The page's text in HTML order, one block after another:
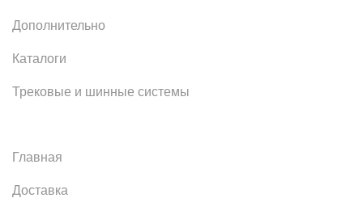
Дополнительно
Каталоги
Трековые и шинные системы
Главная
Доставка